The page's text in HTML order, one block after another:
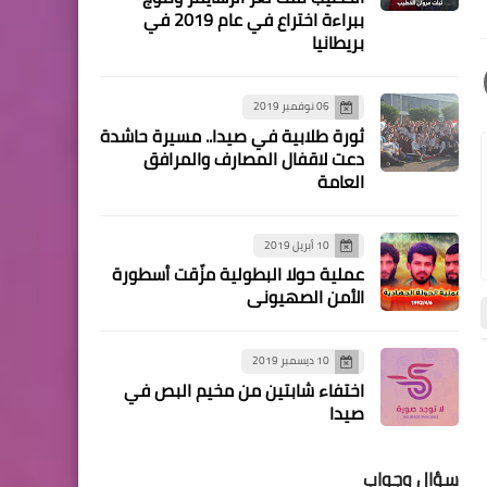
أخبار البص أخبار البص
أخبار البص
*شبريحا تودع الفقيد الغالي
خليل) بمأتم حاشد*
*"ثابت" تُحمّل "الأونروا"
مسؤولية تراجع مستوى النجاح
للطلبة الفلسطينيين في
محطات
ببراءة اختراع في عام 2019 في
بريطانيا
06 نوفمبر 2019
ثورة طلابية في صيدا.. مسيرة حاشدة
دعت لاقفال المصارف والمرافق
العامة
10 أبريل 2019
عملية حولا البطولية مزّقت أسطورة
الأمن الصهيوني
10 ديسمبر 2019
اختفاء شابتين من مخيم البص في
صيدا
سؤال وجواب